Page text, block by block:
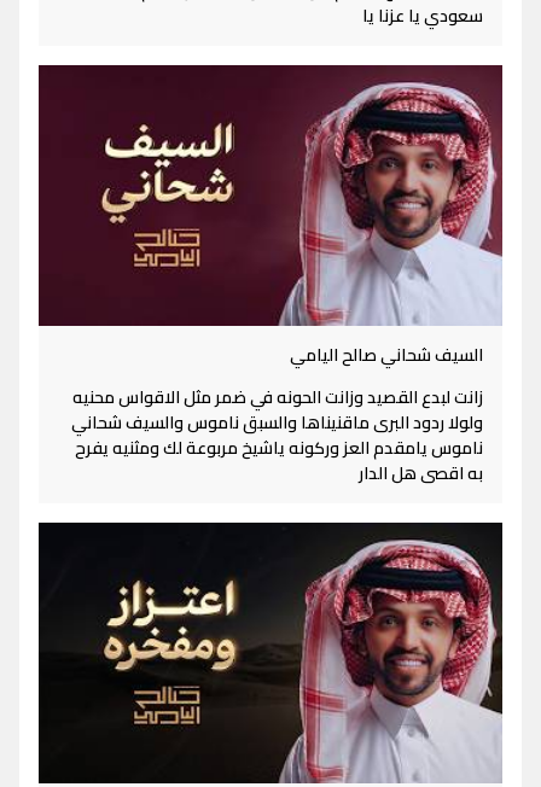
سعودي يا عزنا يا
السيف شحاني صالح اليامي
زانت لبدع القصيد وزانت الحونه في ضمر مثل الاقواس محنيه
ولولا ردود البرى ماقنيناها والسبق ناموس والسيف شحاني
ناموس يامقدم العز وركونه ياشيخ مربوعة لك ومثنيه يفرح
به اقصى هل الدار